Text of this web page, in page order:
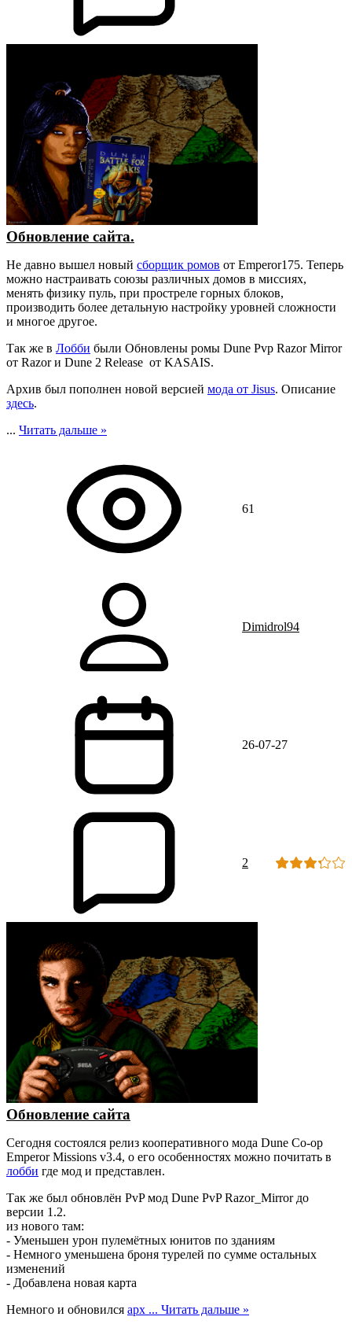
Обновление сайта.
Не давно вышел новый сборщик ромов от Emperor175. Теперь
можно настраивать союзы различных домов в миссиях,
менять физику пуль, при простреле горных блоков,
производить более детальную настройку уровней сложности
и многое другое.
Так же в Лобби были Обновлены ромы Dune Pvp Razor Mirror
от Razor и Dune 2 Release от KASAIS.
Архив был пополнен новой версией мода от Jisus. Описание
здесь.
... Читать дальше »
61
Dimidrol94
26-07-27
2
Обновление сайта
Сегодня состоялся релиз кооперативного мода Dune Co-op
Emperor Missions v3.4, о его особенностях можно почитать в
лобби где мод и представлен.
Так же был обновлён PvP мод Dune PvP Razor_Mirror до
версии 1.2.
из нового там:
- Уменьшен урон пулемётных юнитов по зданиям
- Немного уменьшена броня турелей по сумме остальных
изменений
- Добавлена новая карта
Немного и обновился арх ... Читать дальше »